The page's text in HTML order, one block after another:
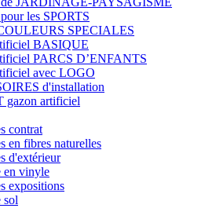
les SPORTS
SPECIALES
BASIQUE
PARCS D’ENFANTS
avec LOGO
d'installation
gazon artificiel
contrat
en fibres naturelles
d'extérieur
en vinyle
expositions
sol